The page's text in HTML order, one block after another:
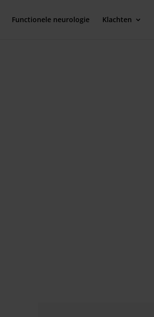
Functionele neurologie Klachten